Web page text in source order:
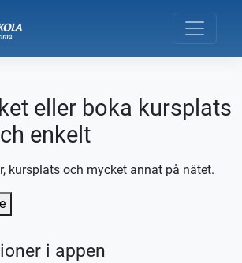
eller boka kursplats
enkelt
kursplats och mycket annat på nätet.
i appen